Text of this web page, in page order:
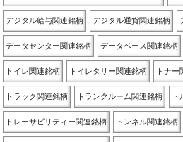
デジタル給与関連銘柄 デジタル通貨関連銘柄
データセンター関連銘柄 データベース関連銘柄
トイレ関連銘柄 トイレタリー関連銘柄 トナー
トラック関連銘柄 トランクルーム関連銘柄
トレーサビリティー関連銘柄 トンネル関連銘柄